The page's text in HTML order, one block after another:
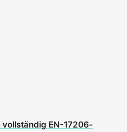
vollständig EN-17206-